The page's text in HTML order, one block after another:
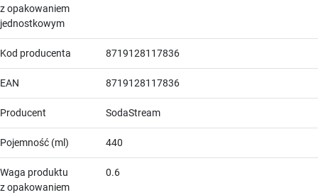
z opakowaniem
jednostkowym
Kod producenta 8719128117836
EAN 8719128117836
Producent SodaStream
Pojemność (ml) 440
Waga produktu
z opakowaniem
0.6